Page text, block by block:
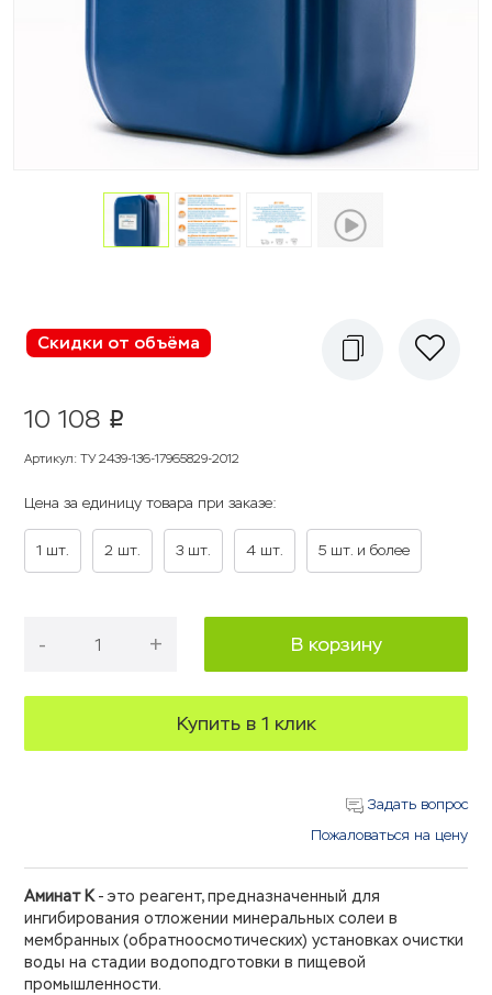
Скидки от объёма
10 108 p
Артикул: ТУ 2439-136-17965829-2012
Цена за единицу товара при заказе:
1 шт. 2 шт. 3 шт. 4 шт. 5 шт. и более
- + В корзину
Купить в 1 клик
Задать вопрос
Пожаловаться на цену
Аминат К- это реагент, предназначенный для
ингибирования отложении минеральных солеи в
мембранных (обратноосмотических) установках очистки
воды на стадии водоподготовки в пищевой
промышленности.